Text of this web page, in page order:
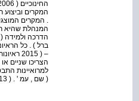
המקרים
. המקרים
המנהלת שהיא
הדרכה ולמידה
ברל ) . כל
– (
הצריכו שניים
למרואיינות
( שם , עמ ' . ( 13